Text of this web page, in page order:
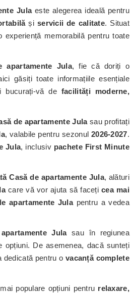
Julaeste alegerea ideală pentru
și servicii de calitate. Situat
experiență memorabilă pentru toate
apartamente Jula, fie că doriți o
găsiți toate informațiile esențiale
bucurați-vă de facilități moderne,
de apartamente Julasau profitați
, valabile pentru sezonul 2026-2027.
Jula, inclusiv pachete First Minute
Casă de apartamente Jula, alături
care vă vor ajuta să facețicea mai
apartamente Julapentru a vedea
Julasau în regiunea
opțiuni. De asemenea, dacă sunteți
dedicată pentru o vacanță complete
populare opțiuni pentru relaxare,